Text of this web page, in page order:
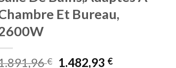
Et Bureau,
€ 1.482,93 €